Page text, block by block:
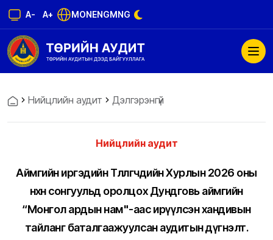
A- A+ MONENGMNG
Нийцлийн аудит Дэлгэрэнгүй
Нийцлийн аудит
Аймгийн иргэдийн Төлөөлөгчдийн Хурлын 2026 оны
нөхөн сонгуульд оролцох Дундговь аймгийн
“Монгол ардын нам"-аас ирүүлсэн хандивын
тайланг баталгаажуулсан аудитын дүгнэлт.